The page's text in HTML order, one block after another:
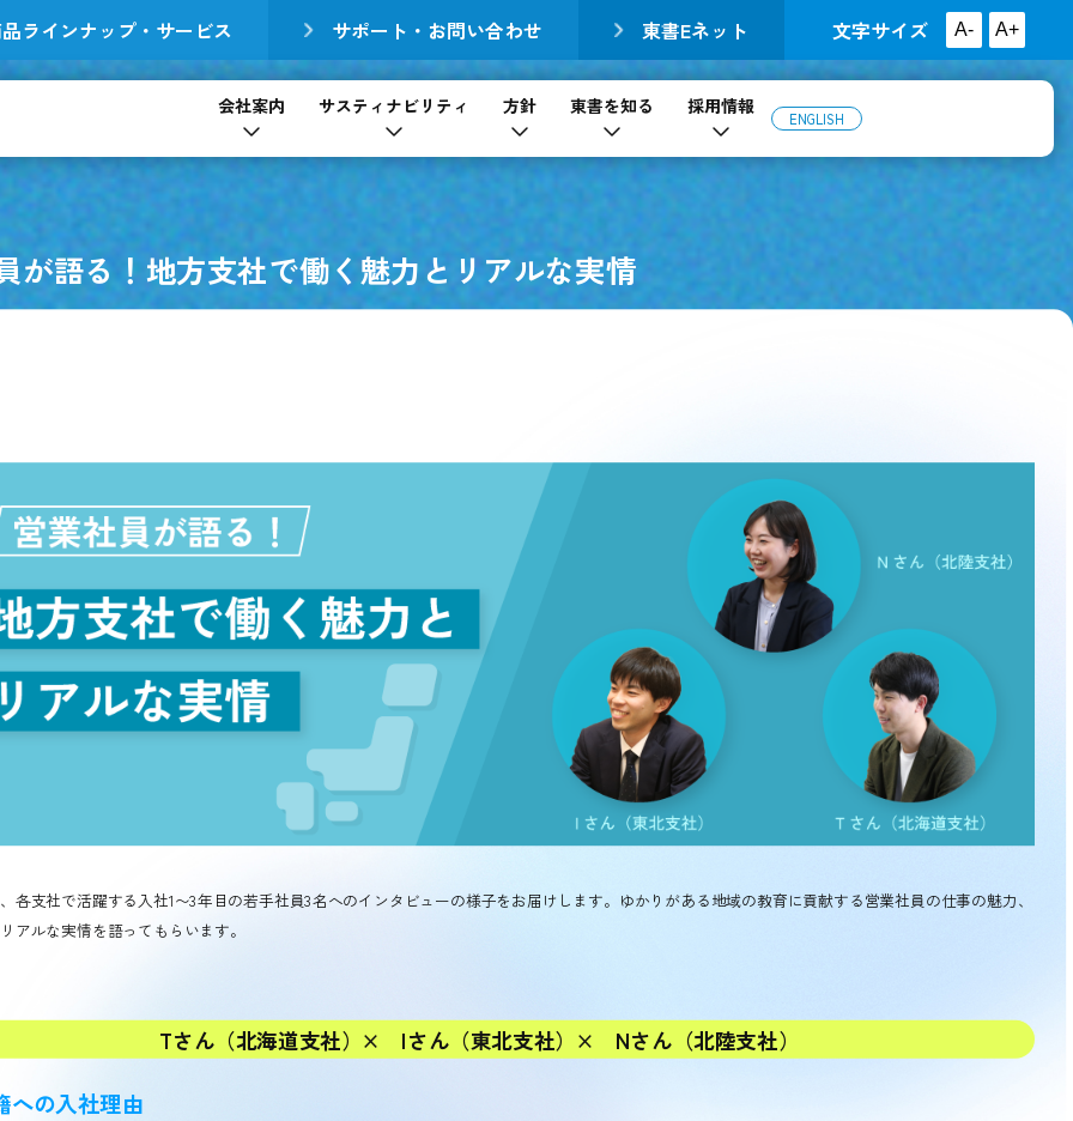
ラインナップ・サービス サポート・お問い合わせ 東書Eネット 文字サイズ A- A+
会社案内 サスティナビリティ 方針 東書を知る 採用情報
ENGLISH
が語る！ 地方支社で働く魅力とリアルな実情
各支社で活躍する入社1〜3年目の若手社員3名へのインタビューの様子をお届けします。ゆかりがある地域の教育に貢献する営業社員の仕事の魅力、
アルな実情を語ってもらいます。
Tさん（北海道支社）× Iさん（東北支社）× Nさん（北陸支社）
への入社理由